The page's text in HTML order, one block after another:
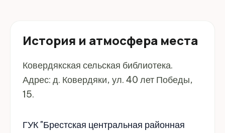
История и атмосфера места
Ковердякская сельская библиотека.
Адрес: д. Ковердяки, ул. 40 лет Победы,
15.
ГУК "Брестская центральная районная